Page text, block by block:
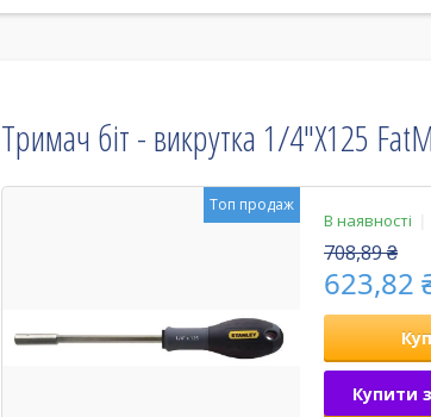
Тримач біт - викрутка 1/4"X125
Топ продаж
В наявності
708,89 ₴
623,82
Купити з